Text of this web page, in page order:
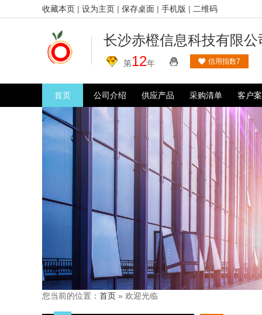
收藏本页 | 设为主页 | 保存桌面 | 手机版 | 二维码
长沙赤橙信息科技有限公
第12年 信用指数7
首页 公司介绍 供应产品 采购清单 客户
您当前的位置： 首页 » 欢迎光临